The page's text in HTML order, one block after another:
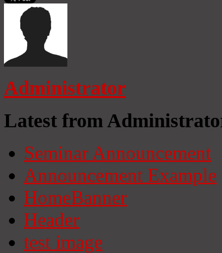
Administrator
Latest from
Seminar Announcement
Announcement Example
HomeBanner
Header
test image